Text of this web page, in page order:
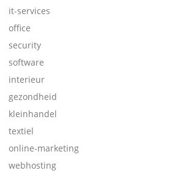
it-services
office
security
software
interieur
gezondheid
kleinhandel
textiel
online-marketing
webhosting